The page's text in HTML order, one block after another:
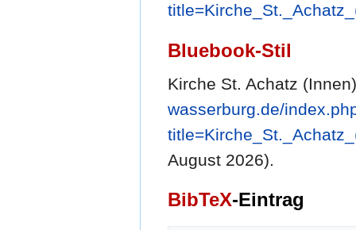
Bluebook-Stil
Kirche St. Achatz
wasserburg.de/
August 2026).
BibTeX-Eintrag